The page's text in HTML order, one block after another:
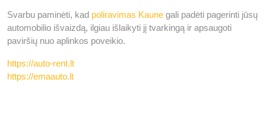
Svarbu paminėti, kad poliravimas Kaune gali padėti pagerinti jūsų
automobilio išvaizdą, ilgiau išlaikyti jį tvarkingą ir apsaugoti
paviršių nuo aplinkos poveikio.
https://auto-rent.lt
https://emaauto.lt